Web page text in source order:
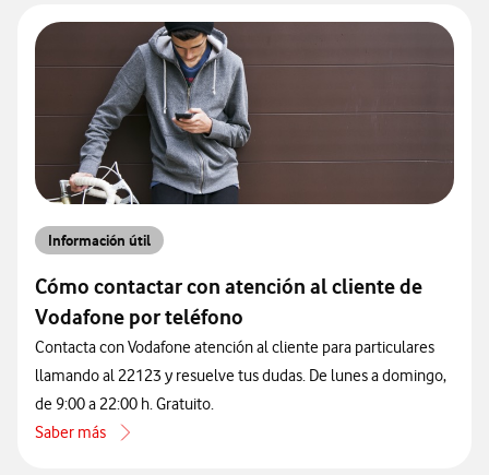
Información útil
Cómo contactar con atención al cliente de
Vodafone por teléfono
Contacta con Vodafone atención al cliente para particulares
llamando al 22123 y resuelve tus dudas. De lunes a domingo,
de 9:00 a 22:00 h. Gratuito.
Saber más
acerca de Cómo contactar con atención al cliente de Vodafone